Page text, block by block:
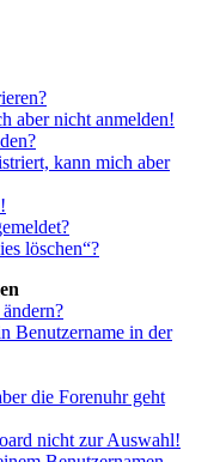
aber nicht anmelden!
kann mich aber
löschen“?
Benutzername in der
die Forenuhr geht
nicht zur Auswahl!